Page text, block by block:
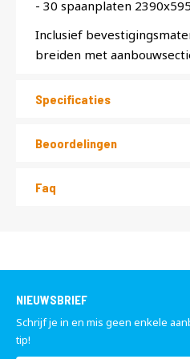
- 30 spaanplaten
Inclusief
breiden met
Specificaties
Beoordelingen
Faq
NIEUWSBRIEF
Schrijf je in en mis geen enkele
tip!